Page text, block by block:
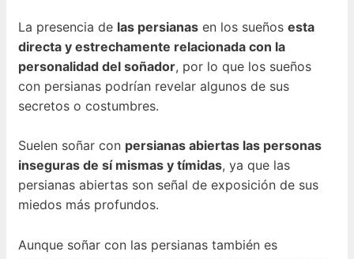
La presencia de las persianas en los sueños esta
directa y estrechamente relacionada con la
personalidad del soñador, por lo que los sueños
con persianas podrían revelar algunos de sus
secretos o costumbres.
Suelen soñar con persianas abiertas las personas
inseguras de sí mismas y tímidas, ya que las
persianas abiertas son señal de exposición de sus
miedos más profundos.
Aunque soñar con las persianas también es